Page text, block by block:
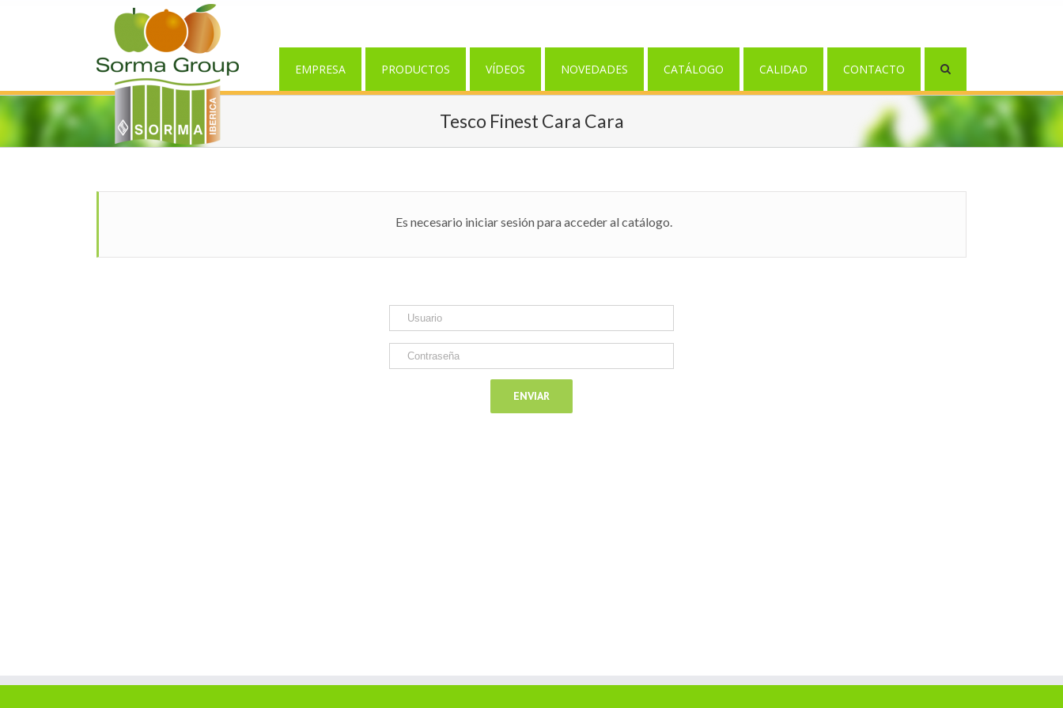
EMPRESA PRODUCTOS VÍDEOS NOVEDADES CATÁLOGO CALIDAD CONTACTO
Tesco Finest Cara Cara
Es necesario iniciar sesión para acceder al catálogo.